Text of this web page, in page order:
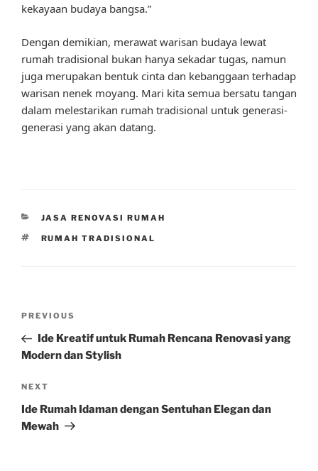
kekayaan budaya bangsa.”
Dengan demikian, merawat warisan budaya lewat
rumah tradisional bukan hanya sekadar tugas, namun
juga merupakan bentuk cinta dan kebanggaan terhadap
warisan nenek moyang. Mari kita semua bersatu tangan
dalam melestarikan rumah tradisional untuk generasi-
generasi yang akan datang.
CATEGORIES
JASA RENOVASI RUMAH
TAGS
RUMAH TRADISIONAL
Previous
Post
PREVIOUS
Ide Kreatif untuk Rumah Rencana Renovasi yang
Modern dan Stylish
Next
Post
NEXT
Ide Rumah Idaman dengan Sentuhan Elegan dan
Mewah